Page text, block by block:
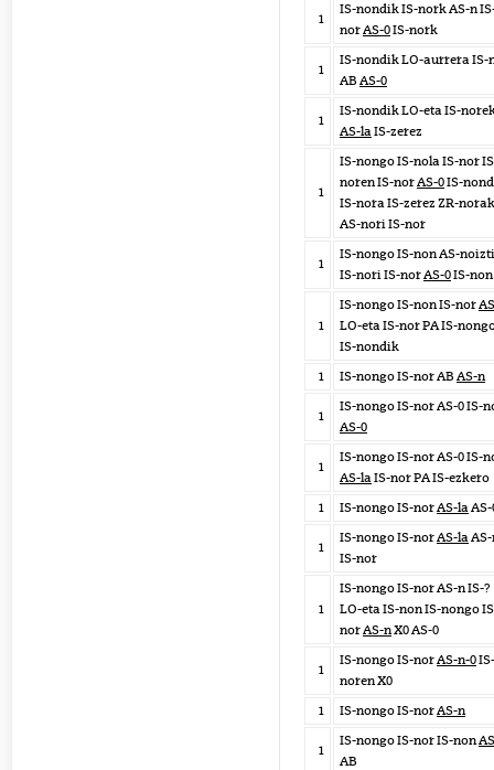
1
IS-nondik IS-nork AS-n
norAS-0IS-nork
1
IS-nondik LO-aurrera IS-
AB AS-0
1
IS-nondik LO-eta IS-
AS-laIS-zerez
1
IS-nongo IS-nola IS-nor
noren IS-norAS-0IS-
IS-nora IS-zerez ZR-
AS-nori IS-nor
1
IS-nongo IS-non AS-
IS-nori IS-norAS-0IS-non
1
IS-nongo IS-non IS-nor
LO-eta IS-nor PA IS-
IS-nondik
1
IS-nongo IS-nor AB AS-n
1
IS-nongo IS-nor AS-0 IS-
AS-0
1
IS-nongo IS-nor AS-0 IS-
AS-laIS-nor PA IS-ezkero
1
IS-nongo IS-norAS-laAS-
1
IS-nongo IS-norAS-la
IS-nor
1
IS-nongo IS-nor AS-n IS-?
LO-eta IS-non IS-nongo
norAS-nX0 AS-0
1
IS-nongo IS-norAS-n-0IS-
noren X0
1
IS-nongo IS-norAS-n
1
IS-nongo IS-nor IS-non
AB